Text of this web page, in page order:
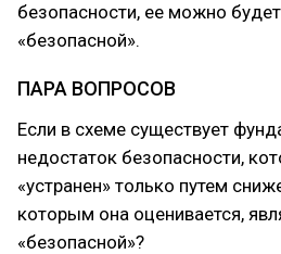
безопасности, ее можно
«безопасной».
ПАРА ВОПРОСОВ
Если в схеме существует
недостаток безопасности,
«устранен» только путем
которым она оценивается,
«безопасной»?